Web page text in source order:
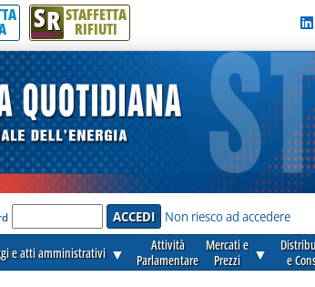
SR STAFFETTA
RIFIUTI
Non riesco ad accedere
e atti amministrativi ▼
Attività
Parlamentare
Mercati e
Prezzi
▼
e